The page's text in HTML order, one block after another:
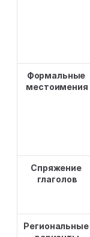
Формальные
местоимения
Спряжение
глаголов
Региональные